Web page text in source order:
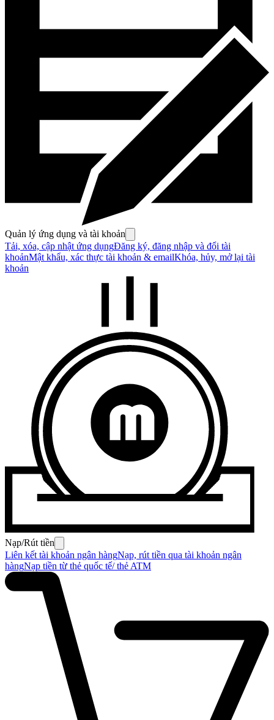
Quản lý ứng dụng và tài khoản
Tải, xóa, cập nhật ứng dụngĐăng ký, đăng nhập và đổi tài
khoảnMật khẩu, xác thực tài khoản & emailKhóa, hủy, mở lại tài
khoản
Nạp/Rút tiền
Liên kết tài khoản ngân hàngNạp, rút tiền qua tài khoản ngân
hàngNạp tiền từ thẻ quốc tế/ thẻ ATM